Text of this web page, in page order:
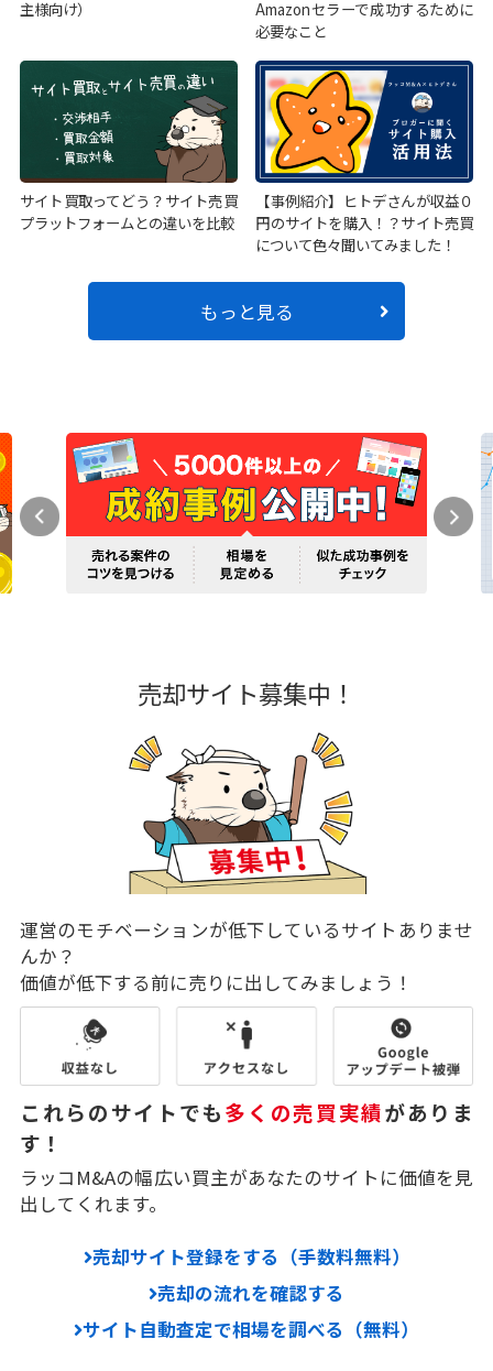
主様向け）
Amazonセラーで成功するために
必要なこと
サイト買取ってどう？サイト売買
プラットフォームとの違いを比較
【事例紹介】ヒトデさんが収益０
円のサイトを購入！？サイト売買
について色々聞いてみました！
もっと見る
売却サイト募集中！
運営のモチベーションが低下しているサイトありませ
んか？
価値が低下する前に売りに出してみましょう！
これらのサイトでも多くの売買実績がありま
す！
ラッコM&Aの幅広い買主があなたのサイトに価値を見
出してくれます。
売却サイト登録をする（手数料無料）
売却の流れを確認する
サイト自動査定で相場を調べる（無料）